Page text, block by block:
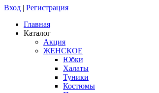
Вход | Регистрация
Главная
Каталог
Акция
ЖЕНСКОЕ
Юбки
Халаты
Туники
Костюмы